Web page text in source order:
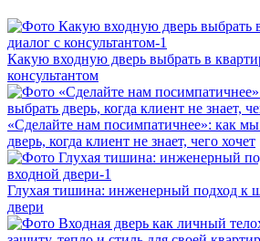
Какую входную дверь выбрать в
консультантом
«Сделайте нам посимпатичнее»: как
дверь, когда клиент не знает, чего хочет
Глухая тишина: инженерный подход к
двери